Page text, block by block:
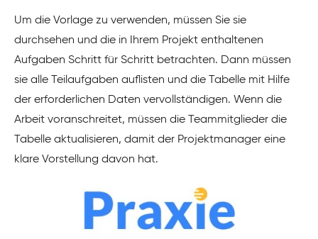
Um die Vorlage zu verwenden, müssen Sie sie
durchsehen und die in Ihrem Projekt enthaltenen
Aufgaben Schritt für Schritt betrachten. Dann müssen
sie alle Teilaufgaben auflisten und die Tabelle mit Hilfe
der erforderlichen Daten vervollständigen. Wenn die
Arbeit voranschreitet, müssen die Teammitglieder die
Tabelle aktualisieren, damit der Projektmanager eine
klare Vorstellung davon hat.